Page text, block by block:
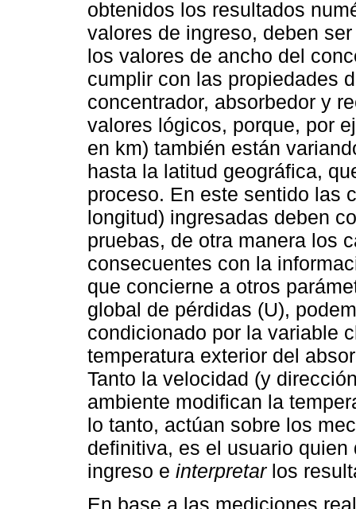
obtenidos los resultados
valores de ingreso, deben
los valores de ancho del
cumplir con las propiedades
concentrador, absorbedor y
valores lógicos, porque, por
en km) también están
hasta la latitud geográfica,
proceso. En este sentido las
longitud) ingresadas deben
pruebas, de otra manera los
consecuentes con la
que concierne a otros
global de pérdidas (U),
condicionado por la variable
temperatura exterior del
Tanto la velocidad (y
ambiente modifican la
lo tanto, actúan sobre los
definitiva, es el usuario
ingreso e interpretarlos
En base a las mediciones